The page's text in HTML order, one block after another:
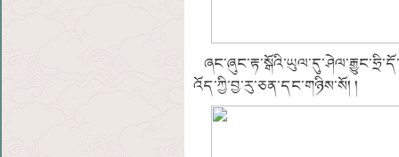
འོད་ཀྱི་བྱ་རུ་ཅན་དང་གཉིས་སོ། །